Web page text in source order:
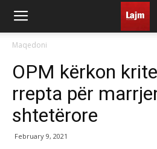
Maqedoni
OPM kërkon
rrepta për
shtetërore
February 9, 2021